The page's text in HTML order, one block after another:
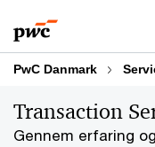
to
content
to
footer
PwC Danmark
Gennem erfaring
Transaction